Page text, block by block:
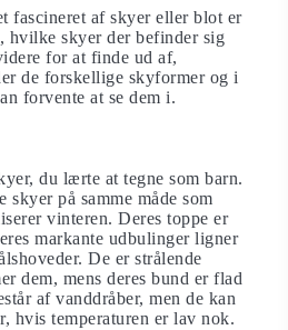
fascineret af skyer eller blot er
hvilke skyer der befinder sig
for at finde ud af,
de forskellige skyformer og i
forvente at se dem i.
du lærte at tegne som barn.
på samme måde som
vinteren. Deres toppe er
markante udbulinger ligner
De er strålende
dem, mens deres bund er flad
af vanddråber, men de kan
hvis temperaturen er lav nok.